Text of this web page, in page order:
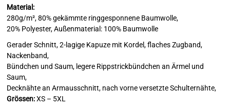
Material:
280g/m², 80% gekämmte ringgesponnene Baumwolle,
20% Polyester, Außenmaterial: 100% Baumwolle
Gerader Schnitt, 2-lagige Kapuze mit Kordel, flaches Zugband,
Nackenband,
Bündchen und Saum, legere Rippstrickbündchen an Ärmel und
Saum,
Decknähte an Armausschnitt, nach vorne versetzte Schulternähte,
Grössen:XS – 5XL